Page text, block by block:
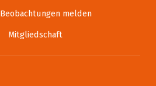
Beobachtungen melden
Mitgliedschaft